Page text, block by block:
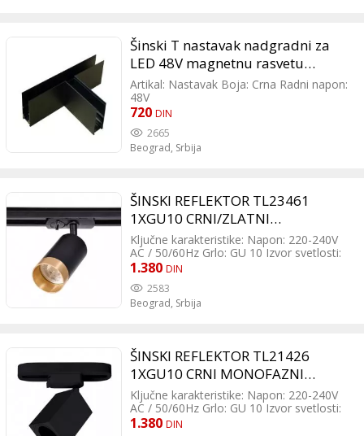
Šinski T nastavak nadgradni za
LED 48V magnetnu rasvetu
100x80mm 204044
Artikal: Nastavak Boja: Crna Radni napon:
48V
720 DIN
2665
Beograd, Srbija
ŠINSKI REFLEKTOR TL23461
1XGU10 CRNI/ZLATNI
MONOFAZNI 300170
Ključne karakteristike: Napon: 220-240V
AC / 50/60Hz Grlo: GU 10 Izvor svetlosti:
Sijalica (izmenjiva) Dimabilnost: Da (zavisi
Materijal: Aluminijum Dimenzije: Ø 55
mm; h – 165 mm Montaža: Na šinu
1.380 DIN
2583
Beograd, Srbija
ŠINSKI REFLEKTOR TL21426
1XGU10 CRNI MONOFAZNI
300172
Ključne karakteristike: Napon: 220-240V
AC / 50/60Hz Grlo: GU 10 Izvor svetlosti:
Sijalica (izmenjiva) Dimabilnost: Da (zavisi
1.380 DIN